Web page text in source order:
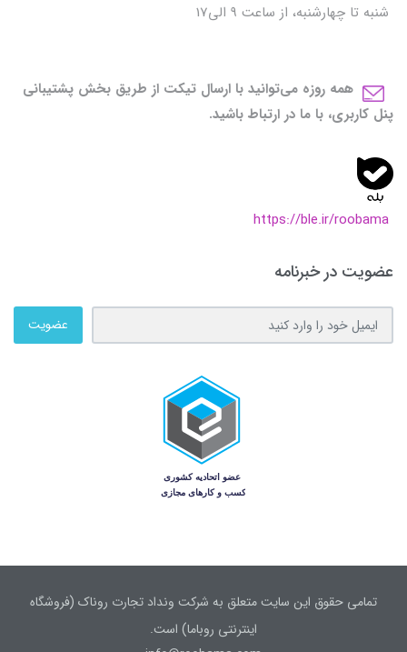
شنبه تا چهارشنبه، از ساعت 9 الی17
همه روزه می‌توانید با ارسال تیکت از طریق بخش پشتیبانی
پنل کاربری، با ما در ارتباط باشید.
https://ble.ir/roobama
عضویت در خبرنامه
عضویت
تمامی حقوق این سایت متعلق به شرکت ونداد تجارت روناک (فروشگاه
اینترنتی روباما) است.